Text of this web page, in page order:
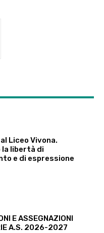
Liceo Vivona.
la libertà di
e di espressione
E ASSEGNAZIONI
A.S. 2026-2027